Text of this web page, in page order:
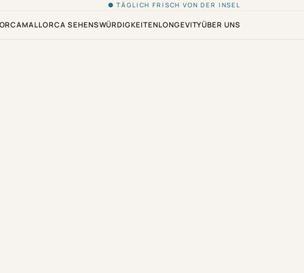
● TÄGLICH FRISCH VON DER INSEL
MALLORCA SEHENSWÜRDIGKEITENLONGEVITYÜBER UNS